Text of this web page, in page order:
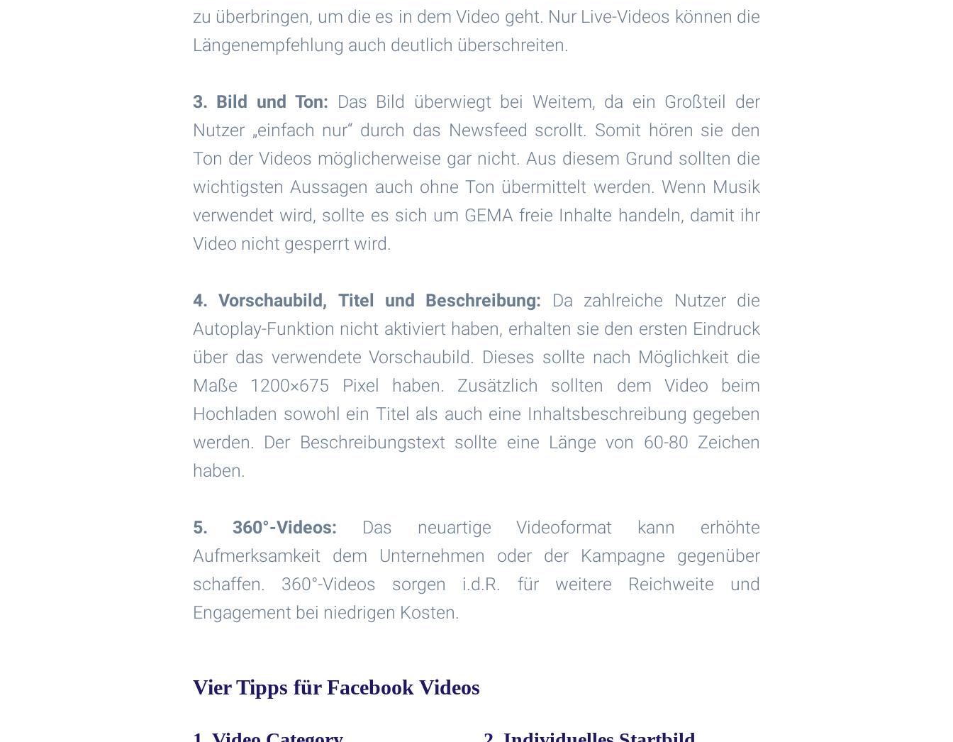
zu überbringen, um die es in dem Video geht. Nur Live-Videos können die
Längenempfehlung auch deutlich überschreiten.
3. Bild und Ton: Das Bild überwiegt bei Weitem, da ein Großteil der
Nutzer „einfach nur“ durch das Newsfeed scrollt. Somit hören sie den
Ton der Videos möglicherweise gar nicht. Aus diesem Grund sollten die
wichtigsten Aussagen auch ohne Ton übermittelt werden. Wenn Musik
verwendet wird, sollte es sich um GEMA freie Inhalte handeln, damit ihr
Video nicht gesperrt wird.
4. Vorschaubild, Titel und Beschreibung: Da zahlreiche Nutzer die
Autoplay-Funktion nicht aktiviert haben, erhalten sie den ersten Eindruck
über das verwendete Vorschaubild. Dieses sollte nach Möglichkeit die
Maße 1200×675 Pixel haben. Zusätzlich sollten dem Video beim
Hochladen sowohl ein Titel als auch eine Inhaltsbeschreibung gegeben
werden. Der Beschreibungstext sollte eine Länge von 60-80 Zeichen
haben.
5. 360°-Videos: Das neuartige Videoformat kann erhöhte
Aufmerksamkeit dem Unternehmen oder der Kampagne gegenüber
schaffen. 360°-Videos sorgen i.d.R. für weitere Reichweite und
Engagement bei niedrigen Kosten.
Vier Tipps für Facebook Videos